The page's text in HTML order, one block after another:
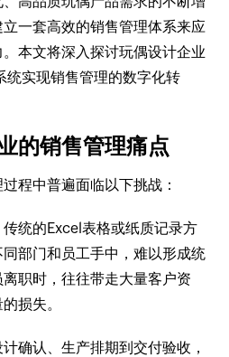
一套高效的销售管理体系来应
本文将深入探讨玩偶设计企业
统实现销售管理的数字化转
的销售管理痛点
程中普遍面临以下挑战：
传统的Excel表格或纸质记录方
部门和员工手中，难以形成统
职时，往往带走大量客户资
损失。
计确认、生产排期到交付验收，